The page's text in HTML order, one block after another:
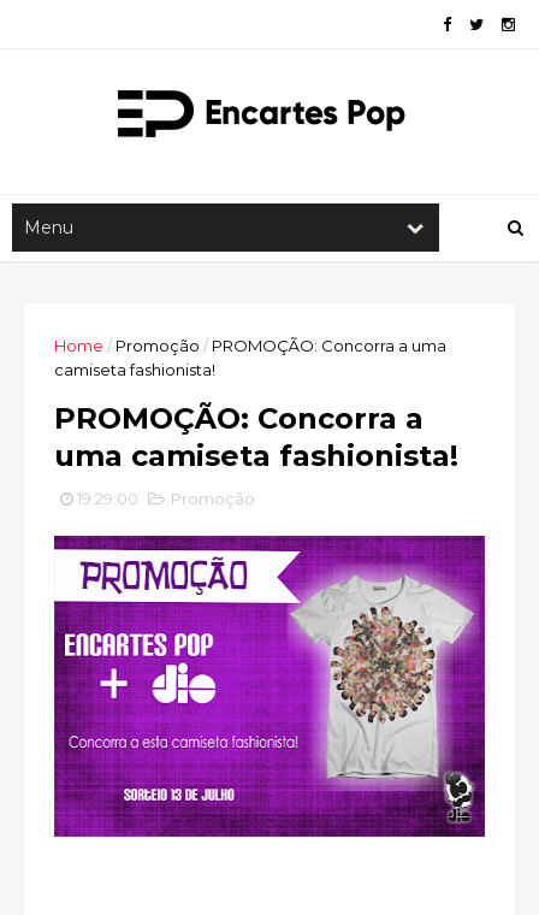
Home / Promoção / PROMOÇÃO: Concorra a uma
camiseta fashionista!
PROMOÇÃO: Concorra a
uma camiseta fashionista!
19:29:00 Promoção